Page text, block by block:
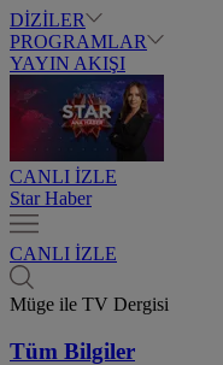
DİZİLER
PROGRAMLAR
YAYIN AKIŞI
CANLI İZLE
Star Haber
CANLI İZLE
Müge ile TV Dergisi
Tüm Bilgiler